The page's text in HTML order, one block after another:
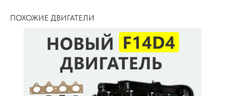
ПОХОЖИЕ ДВИГАТЕЛИ